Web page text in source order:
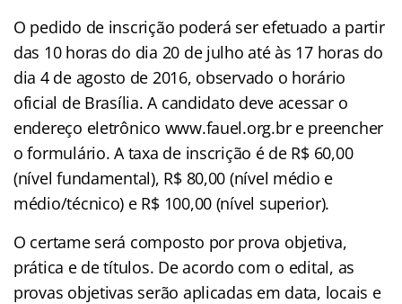
O pedido de inscrição poderá ser efetuado a partir
das 10 horas do dia 20 de julho até às 17 horas do
dia 4 de agosto de 2016, observado o horário
oficial de Brasília. A candidato deve acessar o
endereço eletrônico www.fauel.org.br e preencher
o formulário. A taxa de inscrição é de R$ 60,00
(nível fundamental), R$ 80,00 (nível médio e
médio/técnico) e R$ 100,00 (nível superior).
O certame será composto por prova objetiva,
prática e de títulos. De acordo com o edital, as
provas objetivas serão aplicadas em data, locais e